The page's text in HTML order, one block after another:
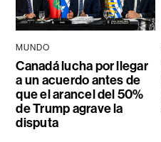
MUNDO
Canadá lucha por llegar
a un acuerdo antes de
que el arancel del 50%
de Trump agrave la
disputa